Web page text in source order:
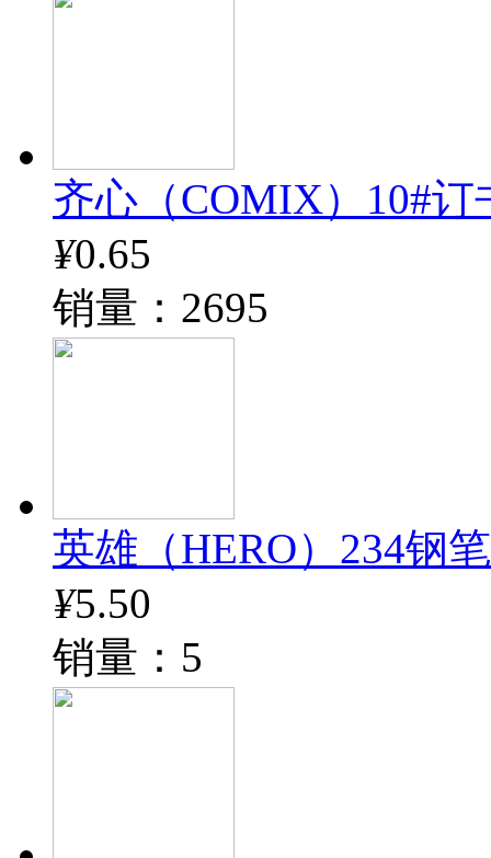
齐心（COMIX）10#订
¥0.65
销量：2695
英雄（HERO）234钢
¥5.50
销量：5